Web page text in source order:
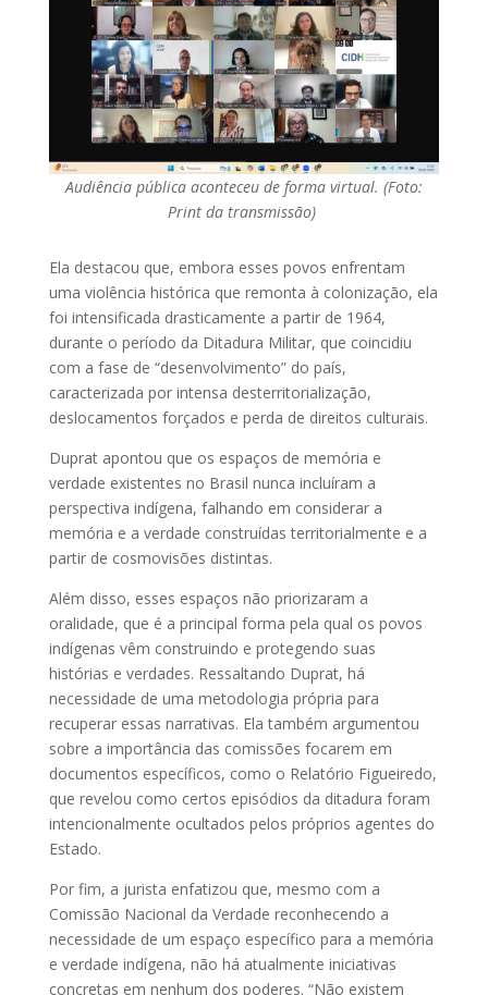
Audiência pública aconteceu de forma virtual. (Foto:
Print da transmissão)
Ela destacou que, embora esses povos enfrentam
uma violência histórica que remonta à colonização, ela
foi intensificada drasticamente a partir de 1964,
durante o período da Ditadura Militar, que coincidiu
com a fase de “desenvolvimento” do país,
caracterizada por intensa desterritorialização,
deslocamentos forçados e perda de direitos culturais.
Duprat apontou que os espaços de memória e
verdade existentes no Brasil nunca incluíram a
perspectiva indígena, falhando em considerar a
memória e a verdade construídas territorialmente e a
partir de cosmovisões distintas.
Além disso, esses espaços não priorizaram a
oralidade, que é a principal forma pela qual os povos
indígenas vêm construindo e protegendo suas
histórias e verdades. Ressaltando Duprat, há
necessidade de uma metodologia própria para
recuperar essas narrativas. Ela também argumentou
sobre a importância das comissões focarem em
documentos específicos, como o Relatório Figueiredo,
que revelou como certos episódios da ditadura foram
intencionalmente ocultados pelos próprios agentes do
Estado.
Por fim, a jurista enfatizou que, mesmo com a
Comissão Nacional da Verdade reconhecendo a
necessidade de um espaço específico para a memória
e verdade indígena, não há atualmente iniciativas
concretas em nenhum dos poderes. “Não existem